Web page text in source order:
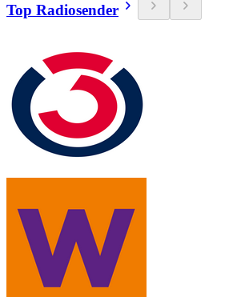
Top Radiosender